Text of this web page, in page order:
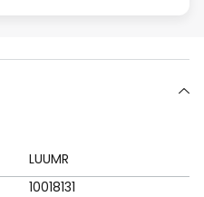
LUUMR
10018131